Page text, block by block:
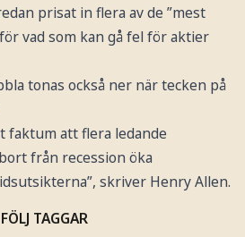
prisat in flera av de ”mest
vad som kan gå fel för aktier
tonas också ner när tecken på
faktum att flera ledande
från recession öka
skriver Henry Allen.
FÖLJ TAGGAR